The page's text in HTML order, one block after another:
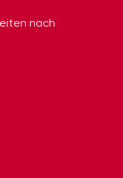
nach